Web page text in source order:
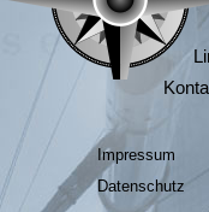
Impressum
Datenschutz